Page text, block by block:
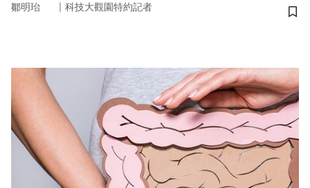
鄒明珆 ｜ 科技大觀園特約記者
儲